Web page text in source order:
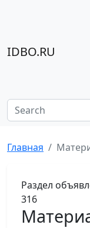
IDBO.RU
Главная
Раздел
316